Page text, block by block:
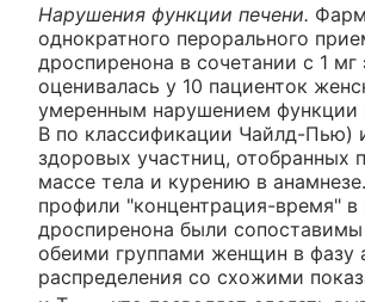
Нарушения функции печени.
однократного перорального
дроспиренона в сочетании с 1 мг
оценивалась у 10 пациенток
умеренным нарушением функции
B по классификации Чайлд-Пью)
здоровых участниц, отобранных
массе тела и курению в
профили "концентрация-время" в
дроспиренона были
обеими группами женщин в фазу
распределения со схожими